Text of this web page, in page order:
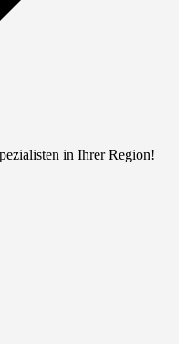
in Ihrer Region!